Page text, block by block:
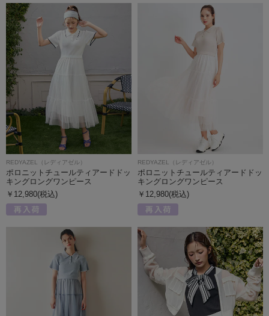
REDYAZEL（レディアゼル）
ポロニットチュールティアードドッ
キングロングワンピース
￥12,980(税込)
REDYAZEL（レディアゼル）
ポロニットチュールティアードドッ
キングロングワンピース
￥12,980(税込)